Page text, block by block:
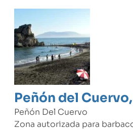
Peñón del
Peñón Del Cuervo
Zona autorizada para